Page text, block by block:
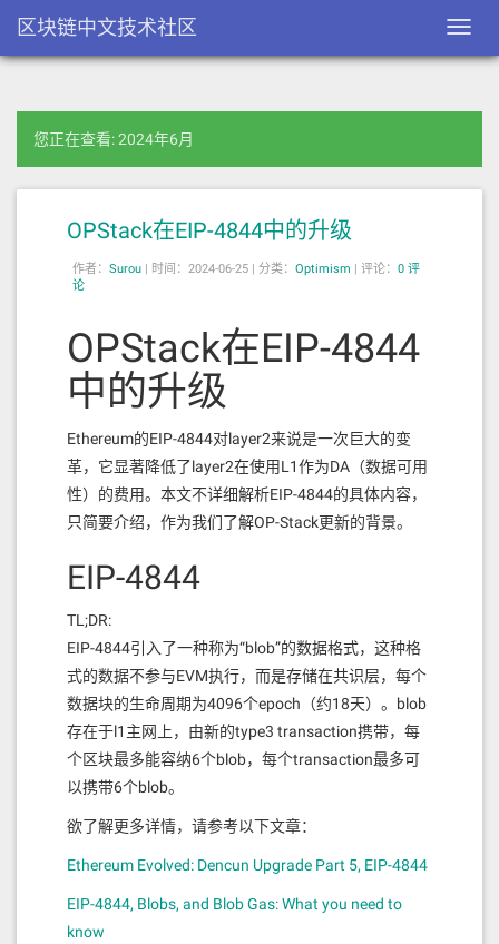
区块链中文技术社区
您正在查看: 2024年6月
OPStack在EIP-4844中的升级
作者： Surou | 时间：2024-06-25 | 分类： Optimism | 评论： 0 评
论
OPStack在EIP-4844
中的升级
Ethereum的EIP-4844对layer2来说是一次巨大的变
革，它显著降低了layer2在使用L1作为DA（数据可用
性）的费用。本文不详细解析EIP-4844的具体内容，
只简要介绍，作为我们了解OP-Stack更新的背景。
EIP-4844
TL;DR:
EIP-4844引入了一种称为“blob”的数据格式，这种格
式的数据不参与EVM执行，而是存储在共识层，每个
数据块的生命周期为4096个epoch（约18天）。blob
存在于l1主网上，由新的type3 transaction携带，每
个区块最多能容纳6个blob，每个transaction最多可
以携带6个blob。
欲了解更多详情，请参考以下文章：
Ethereum Evolved: Dencun Upgrade Part 5, EIP-4844
EIP-4844, Blobs, and Blob Gas: What you need to
know